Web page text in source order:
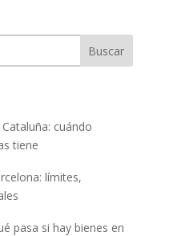
Buscar
cuándo
tiene
límites,
pasa si hay bienes en